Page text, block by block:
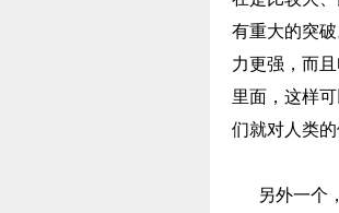
有重大的突
力更强，而
里面，这样
们就对人类
另外一个，